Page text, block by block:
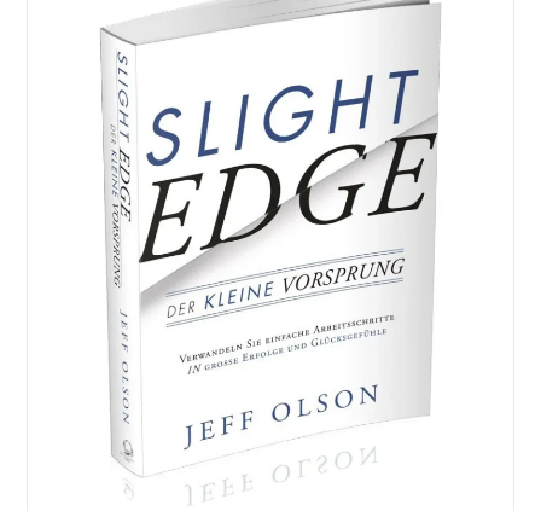
Ausreden
Und
Stillstand
Ins
Handeln
Kommst